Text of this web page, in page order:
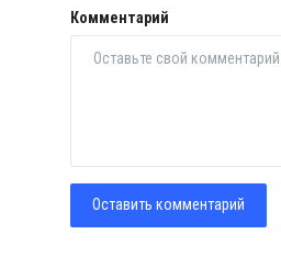
Комментарий
Оставить комментарий